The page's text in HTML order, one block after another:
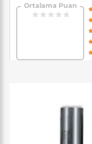
Ortalama Puan